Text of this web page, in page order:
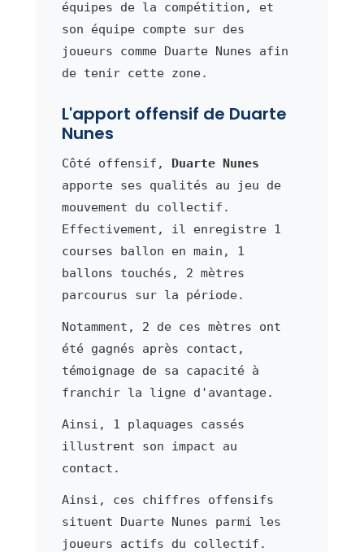
équipes de la compétition, et
son équipe compte sur des
joueurs comme Duarte Nunes afin
de tenir cette zone.
L'apport offensif de Duarte
Nunes
Côté offensif, Duarte Nunes
apporte ses qualités au jeu de
mouvement du collectif.
Effectivement, il enregistre 1
courses ballon en main, 1
ballons touchés, 2 mètres
parcourus sur la période.
Notamment, 2 de ces mètres ont
été gagnés après contact,
témoignage de sa capacité à
franchir la ligne d'avantage.
Ainsi, 1 plaquages cassés
illustrent son impact au
contact.
Ainsi, ces chiffres offensifs
situent Duarte Nunes parmi les
joueurs actifs du collectif.